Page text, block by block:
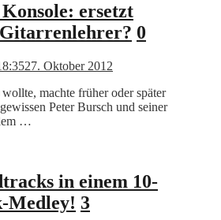
ersetzt
0
27. Oktober 2012
machte früher oder später
Peter Bursch und seiner
…
in einem 10-
Medley! 3